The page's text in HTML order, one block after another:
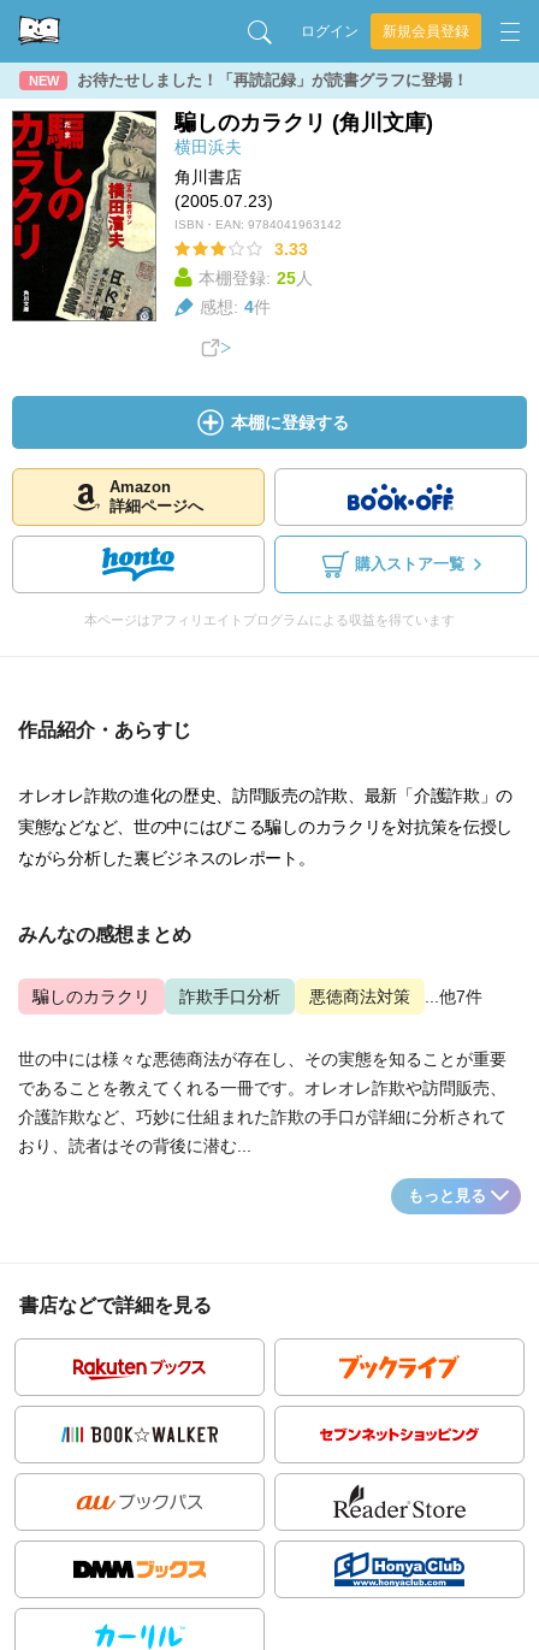
ログイン 新規会員登録
NEW お待たせしました！「再読記録」が読書グラフに登場！
騙しのカラクリ (角川文庫)
横田浜夫
角川書店
(2005.07.23)
ISBN・EAN: 9784041963142
3.33
本棚登録: 25人
感想: 4件
本棚に登録する
Amazon
詳細ページへ
購入ストア一覧
本ページはアフィリエイトプログラムによる収益を得ています
作品紹介・あらすじ
オレオレ詐欺の進化の歴史、訪問販売の詐欺、最新「介護詐欺」の
実態などなど、世の中にはびこる騙しのカラクリを対抗策を伝授し
ながら分析した裏ビジネスのレポート。
みんなの感想まとめ
騙しのカラクリ 詐欺手口分析 悪徳商法対策 ...他7件
世の中には様々な悪徳商法が存在し、その実態を知ることが重要
であることを教えてくれる一冊です。オレオレ詐欺や訪問販売、
介護詐欺など、巧妙に仕組まれた詐欺の手口が詳細に分析されて
おり、読者はその背後に潜む...
もっと見る
書店などで詳細を見る